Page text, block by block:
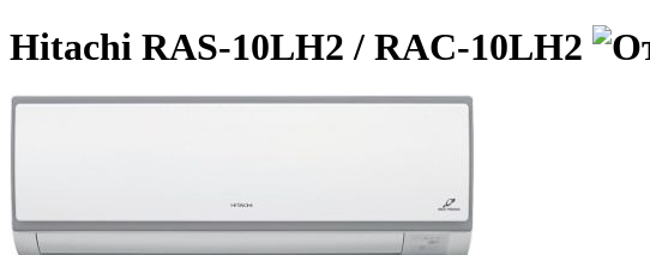
Hitachi RAS-10LH2 / RAC-10LH2